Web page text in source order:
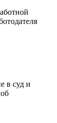
в суд и